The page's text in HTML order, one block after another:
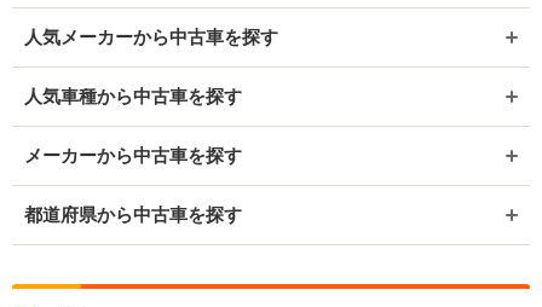
人気メーカーから中古車を探す
人気車種から中古車を探す
メーカーから中古車を探す
都道府県から中古車を探す